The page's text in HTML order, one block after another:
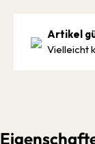
Artikel
Vielleicht